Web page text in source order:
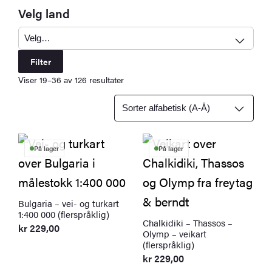
Velg land
Filter
Viser 19–36 av 126 resultater
På lager
Bulgaria – vei- og turkart
1:400 000 (flerspråklig)
kr229,00
På lager
Chalkidiki – Thassos –
Olymp – veikart
(flerspråklig)
kr229,00